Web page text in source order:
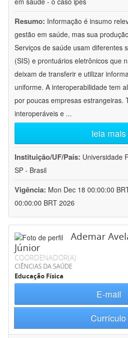
Resumo: Informação é insumo
gestão em saúde, mas sua
Serviços de saúde usam diferentes
(SIS) e prontuários eletrônicos que
deixam de transferir e utilizar
uniforme. A interoperabilidade tem
por poucas empresas estrangeiras.
interoperáveis e ...
leia mais
Instituição/UF/País: Universidade
SP - Brasil
Vigência: Mon Dec 18 00:00:00
00:00:00 BRT 2026
Ademar
Júnior
COORDENADOR(A)
CIÊNCIAS DA SAÚDE
Educação Física
E-mail
Currículo